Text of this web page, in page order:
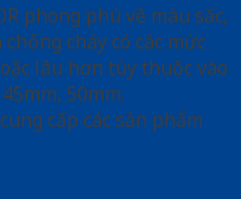
phong phú về màu sắc,
cháy có các mức
lâu hơn tùy thuộc vào
50mm.
cấp các sản phẩm